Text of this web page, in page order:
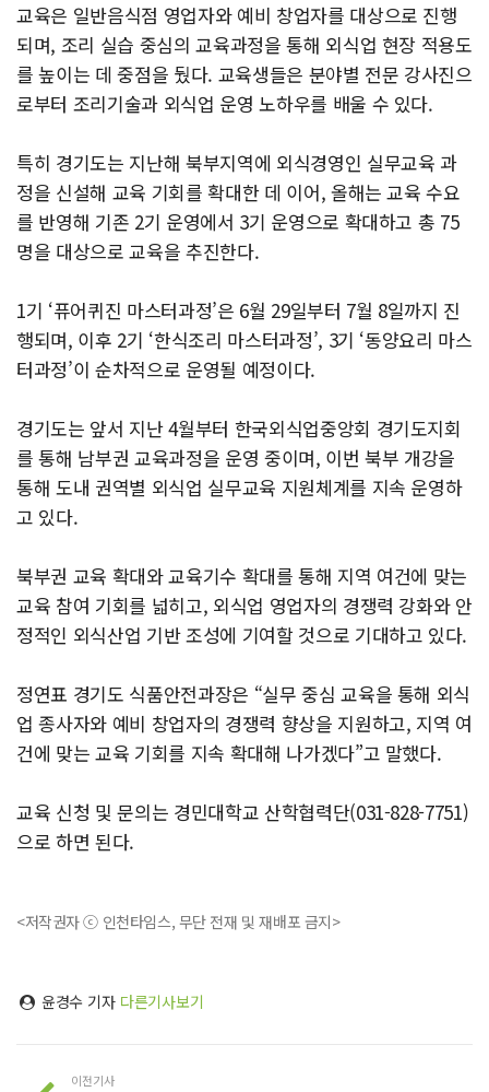
교육은 일반음식점 영업자와 예비 창업자를 대상으로 진행
되며, 조리 실습 중심의 교육과정을 통해 외식업 현장 적용도
를 높이는 데 중점을 뒀다. 교육생들은 분야별 전문 강사진으
로부터 조리기술과 외식업 운영 노하우를 배울 수 있다.
특히 경기도는 지난해 북부지역에 외식경영인 실무교육 과
정을 신설해 교육 기회를 확대한 데 이어, 올해는 교육 수요
를 반영해 기존 2기 운영에서 3기 운영으로 확대하고 총 75
명을 대상으로 교육을 추진한다.
1기 ‘퓨어퀴진 마스터과정’은 6월 29일부터 7월 8일까지 진
행되며, 이후 2기 ‘한식조리 마스터과정’, 3기 ‘동양요리 마스
터과정’이 순차적으로 운영될 예정이다.
경기도는 앞서 지난 4월부터 한국외식업중앙회 경기도지회
를 통해 남부권 교육과정을 운영 중이며, 이번 북부 개강을
통해 도내 권역별 외식업 실무교육 지원체계를 지속 운영하
고 있다.
북부권 교육 확대와 교육기수 확대를 통해 지역 여건에 맞는
교육 참여 기회를 넓히고, 외식업 영업자의 경쟁력 강화와 안
정적인 외식산업 기반 조성에 기여할 것으로 기대하고 있다.
정연표 경기도 식품안전과장은 “실무 중심 교육을 통해 외식
업 종사자와 예비 창업자의 경쟁력 향상을 지원하고, 지역 여
건에 맞는 교육 기회를 지속 확대해 나가겠다”고 말했다.
교육 신청 및 문의는 경민대학교 산학협력단(031-828-7751)
으로 하면 된다.
<저작권자 ⓒ 인천타임스, 무단 전재 및 재배포 금지>
윤경수 기자 다른기사보기
이전기사